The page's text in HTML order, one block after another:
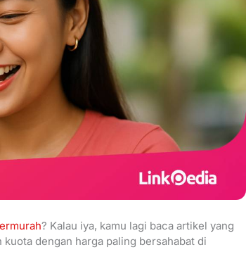
? Kalau iya, kamu lagi baca artikel yang
dengan harga paling bersahabat di